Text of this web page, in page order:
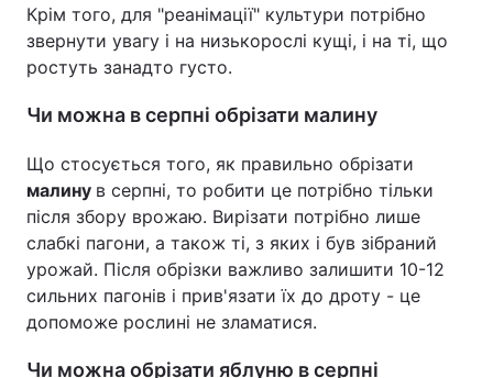
Крім того, для "реанімації" культури потрібно
звернути увагу і на низькорослі кущі, і на ті, що
ростуть занадто густо.
Чи можна в серпні обрізати малину
Що стосується того, як правильно обрізати
малину в серпні, то робити це потрібно тільки
після збору врожаю. Вирізати потрібно лише
слабкі пагони, а також ті, з яких і був зібраний
урожай. Після обрізки важливо залишити 10-12
сильних пагонів і прив'язати їх до дроту - це
допоможе рослині не зламатися.
Чи можна обрізати яблуню в серпні